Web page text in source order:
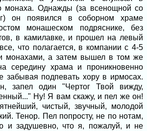
монаха. Однажды (за всенощной со
он появился в соборном храме
монашеском подряснике, без
в камилавке, и прошел на левый
что полагается, в компании с 4-5
монахами, а затем вышел в том же
середину храма и проникновенно
забывая подпевать хору в ирмосах.
запел один "Чертог Твой вижду,
Ну! Я вам скажу, и пел же он!
чистый, звучный, молодой
Тенор. Пел попросту, не по нотам,
и задушевно, что я, пожалуй, и не